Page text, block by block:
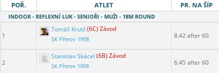
POŘ. ATLET PR. NA ŠÍP
INDOOR - REFLEXNÍ LUK - SENIOŘI - MUŽI - 18M ROUND
1
Tomáš Krutil (6C) Závod
SK Přerov 1908 8.42 after 60
2
Stanislav Skácel (6B) Závod
SK Přerov 1908 6.45 after 60